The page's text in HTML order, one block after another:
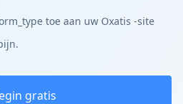
toe aan uw Oxatis -site
gratis